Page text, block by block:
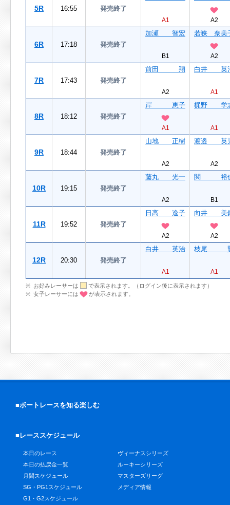
5R 16:55 発売終了
A1 A2
6R 17:18 発売終了
加瀬 智宏
B1
若狭 奈美
A2
7R 17:43 発売終了
前田 翔
A2
白井 英
A1
8R 18:12 発売終了
岸 恵子
A1
梶野 学
A1
9R 18:44 発売終了
山地 正樹
A2
渡邉 英
A2
10R 19:15 発売終了
藤丸 光一
A2
関 裕
B1
11R 19:52 発売終了
日高 逸子
A2
向井 美
A2
12R 20:30 発売終了
白井 英治
A1
枝尾
A1
お好みレーサーは
で表示されます。（ログイン後に表示されます）
女子レーサーには
が表示されます。
■ボートレースを知る楽しむ
■レーススケジュール
本日のレース
本日の払戻金一覧
月間スケジュール
SG・PG1スケジュール
G1・G2スケジュール
ヴィーナスシリーズ
ルーキーシリーズ
マスターズリーグ
メディア情報